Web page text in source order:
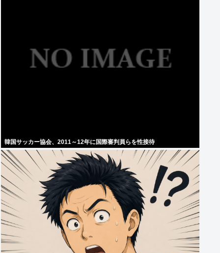
韓国サッカー協会、2011～12年に国際審判員らを性接待